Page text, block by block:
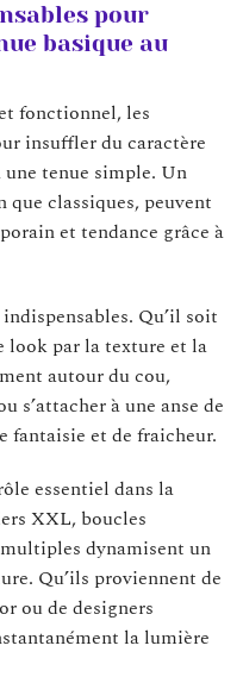
pour
basique au
fonctionnel, les
insuffler du caractère
tenue simple. Un
classiques, peuvent
et tendance grâce à
Qu’il soit
look par la texture et la
autour du cou,
s’attacher à une anse de
fantaisie et de fraicheur.
essentiel dans la
XXL, boucles
dynamisent un
Qu’ils proviennent de
ou de designers
la lumière